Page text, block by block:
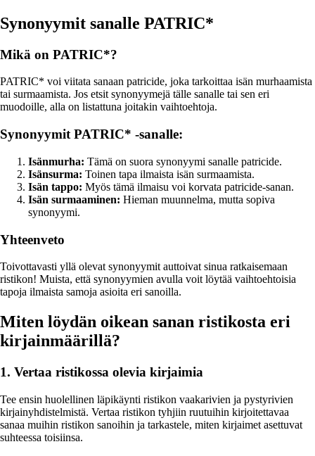
Synonyymit sanalle PATRIC*
Mikä on PATRIC*?
PATRIC* voi viitata sanaan patricide, joka tarkoittaa isän murhaamista
tai surmaamista. Jos etsit synonyymejä tälle sanalle tai sen eri
muodoille, alla on listattuna joitakin vaihtoehtoja.
Synonyymit PATRIC* -sanalle:
Isänmurha: Tämä on suora synonyymi sanalle patricide.
Isänsurma: Toinen tapa ilmaista isän surmaamista.
Isän tappo: Myös tämä ilmaisu voi korvata patricide-sanan.
Isän surmaaminen: Hieman muunnelma, mutta sopiva
synonyymi.
Yhteenveto
Toivottavasti yllä olevat synonyymit auttoivat sinua ratkaisemaan
ristikon! Muista, että synonyymien avulla voit löytää vaihtoehtoisia
tapoja ilmaista samoja asioita eri sanoilla.
Miten löydän oikean sanan ristikosta eri
kirjainmäärillä?
1. Vertaa ristikossa olevia kirjaimia
Tee ensin huolellinen läpikäynti ristikon vaakarivien ja pystyrivien
kirjainyhdistelmistä. Vertaa ristikon tyhjiin ruutuihin kirjoitettavaa
sanaa muihin ristikon sanoihin ja tarkastele, miten kirjaimet asettuvat
suhteessa toisiinsa.